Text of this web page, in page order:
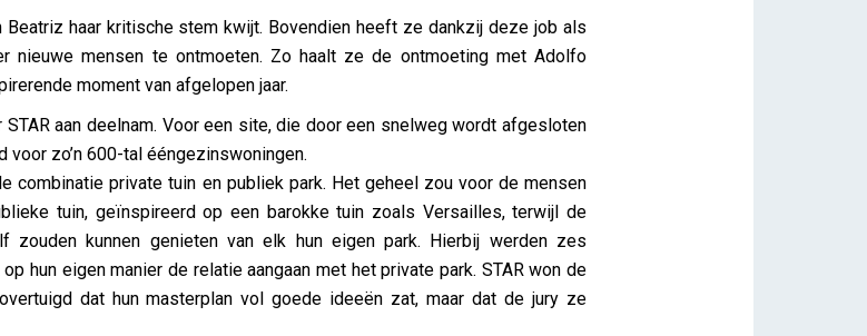
haar kritische stem kwijt. Bovendien heeft ze dankzij deze job als
nieuwe mensen te ontmoeten. Zo haalt ze de ontmoeting met Adolfo
moment van afgelopen jaar.
aan deelnam. Voor een site, die door een snelweg wordt afgesloten
zo’n 600-tal ééngezinswoningen.
combinatie private tuin en publiek park. Het geheel zou voor de mensen
tuin, geïnspireerd op een barokke tuin zoals Versailles, terwijl de
kunnen genieten van elk hun eigen park. Hierbij werden zes
hun eigen manier de relatie aangaan met het private park. STAR won de
dat hun masterplan vol goede ideeën zat, maar dat de jury ze